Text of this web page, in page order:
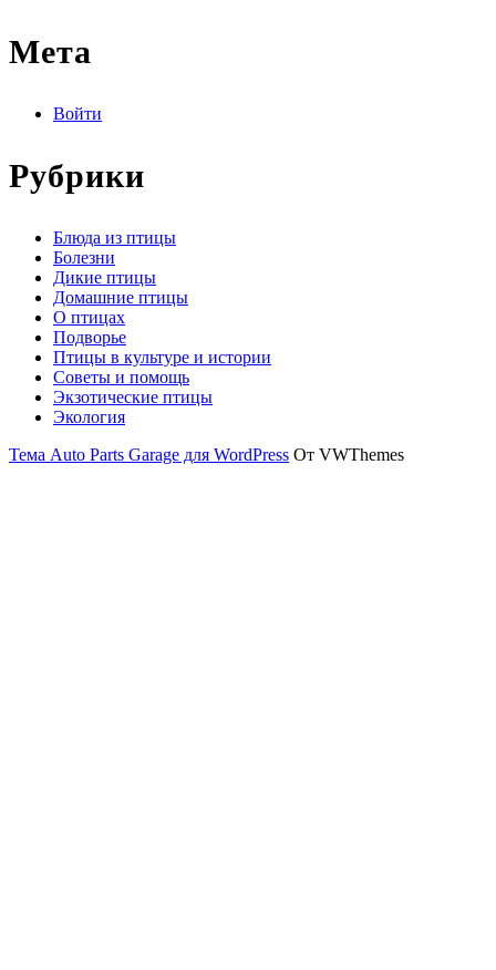
Мета
Войти
Рубрики
Блюда из птицы
Болезни
Дикие птицы
Домашние птицы
О птицах
Подворье
Птицы в культуре и истории
Советы и помощь
Экзотические птицы
Экология
Тема Auto Parts Garage для WordPress От VWThemes